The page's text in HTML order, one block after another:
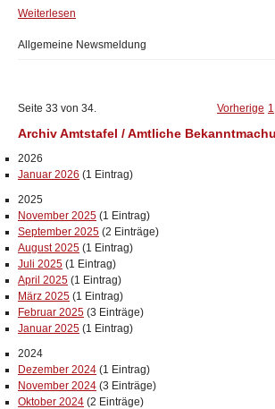
Weiterlesen
Allgemeine Newsmeldung
Seite 33 von 34. Vorherige 1
Archiv Amtstafel / Amtliche
2026
Januar 2026 (1 Eintrag)
2025
November 2025 (1 Eintrag)
September 2025 (2 Einträge)
August 2025 (1 Eintrag)
Juli 2025 (1 Eintrag)
April 2025 (1 Eintrag)
März 2025 (1 Eintrag)
Februar 2025 (3 Einträge)
Januar 2025 (1 Eintrag)
2024
Dezember 2024 (1 Eintrag)
November 2024 (3 Einträge)
Oktober 2024 (2 Einträge)